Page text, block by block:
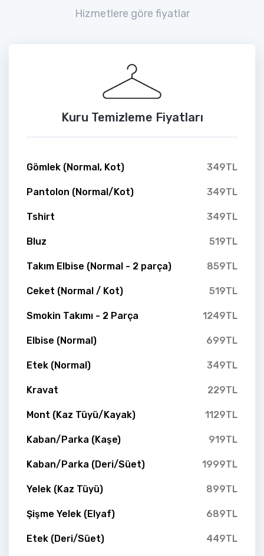
Hizmetlere göre fiyatlar
Kuru Temizleme Fiyatları
Gömlek (Normal, Kot) 349TL
Pantolon (Normal/Kot) 349TL
Tshirt 349TL
Bluz 519TL
Takım Elbise (Normal - 2 parça) 859TL
Ceket (Normal / Kot) 519TL
Smokin Takımı - 2 Parça 1249TL
Elbise (Normal) 699TL
Etek (Normal) 349TL
Kravat 229TL
Mont (Kaz Tüyü/Kayak) 1129TL
Kaban/Parka (Kaşe) 919TL
Kaban/Parka (Deri/Süet) 1999TL
Yelek (Kaz Tüyü) 899TL
Şişme Yelek (Elyaf) 689TL
Etek (Deri/Süet) 449TL